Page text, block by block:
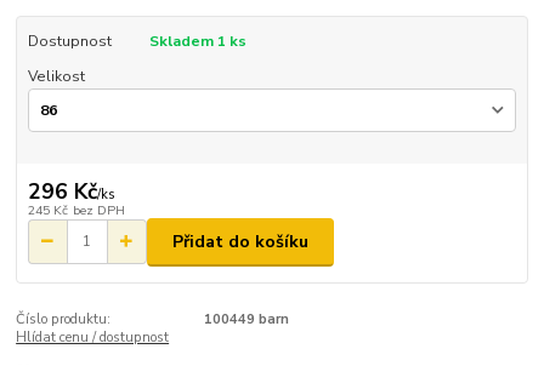
Dostupnost
Skladem 1 ks
Velikost
296 Kč/ks
245 Kč bez DPH
Přidat do košíku
Číslo produktu:
100449 barn
Hlídat cenu / dostupnost